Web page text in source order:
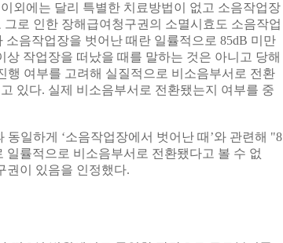
외에는 달리 특별한 치료방법이 없고 소음작업장
로 인한 장해급여청구권의 소멸시효도 소음작업
음작업장을 벗어난 때란 일률적으로 85dB 미만
작업장을 떠났을 때를 말하는 것은 아니고 당해
행 여부를 고려해 실질적으로 비소음부서로 전환
있다. 실제 비소음부서로 전환됐는지 여부를 중
일하게 ‘소음작업장에서 벗어난 때’와 관련해 "8
률적으로 비소음부서로 전환됐다고 볼 수 없
권이 있음을 인정했다.